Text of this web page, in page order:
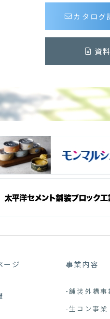
カタログ
資
ージ 事業内容
-舗装外構事
-生コン事業